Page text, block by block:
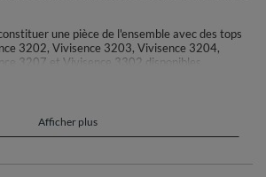
une pièce de l'ensemble avec des tops
3202, Vivisence 3203, Vivisence 3204,
3207 et Vivisence 3302 disponibles
élasthanne. Doublure : 100% polyamide
Afficher plus